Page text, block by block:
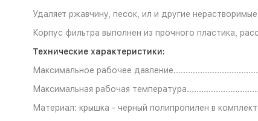
Удаляет ржавчину, песок, ил и другие
Корпус фильтра выполнен из прочного пластика,
Технические характеристики:
Максимальное рабочее
Максимальная рабочая
Материал: крышка - черный полипропилен в